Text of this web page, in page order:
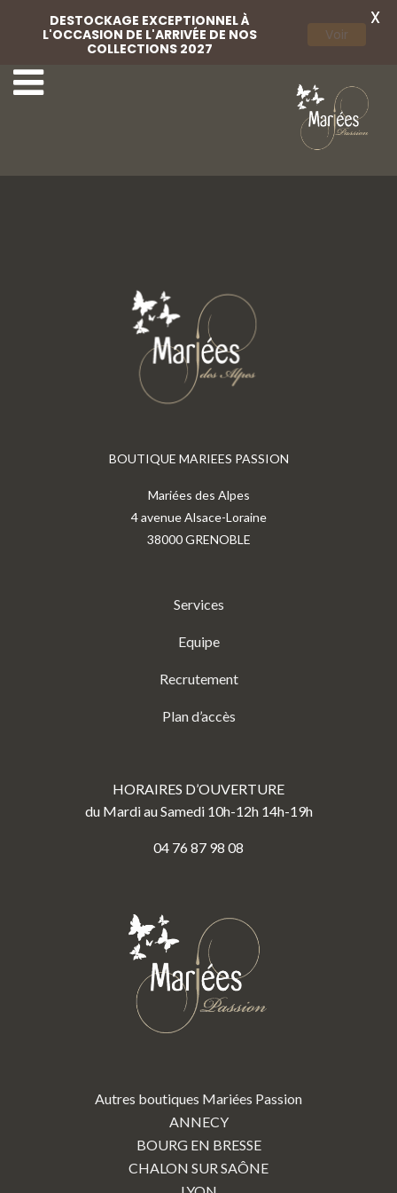
Weise 15
BOUTIQUE MARIEES PASSION
Mariées des Alpes
4 avenue Alsace-Loraine
38000 GRENOBLE
Services
Equipe
Recrutement
Plan d’accès
HORAIRES D’OUVERTURE
du Mardi au Samedi 10h-12h 14h-19h
04 76 87 98 08
Autres boutiques Mariées Passion
ANNECY
BOURG EN BRESSE
CHALON SUR SAÔNE
DESTOCKAGE EXCEPTIONNEL À
L'OCCASION DE L'ARRIVÉE DE NOS
COLLECTIONS 2027
Voir
X